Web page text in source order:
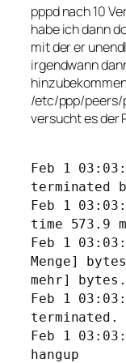
pppd nach 10
habe ich dann
mit der er
irgendwann
/etc/ppp/peers/
versucht es der
Feb 1
terminated
Feb 1
time 573.9
Feb 1
Menge]
mehr]
bytes.
Feb 1
terminated.
Feb 1
hangup